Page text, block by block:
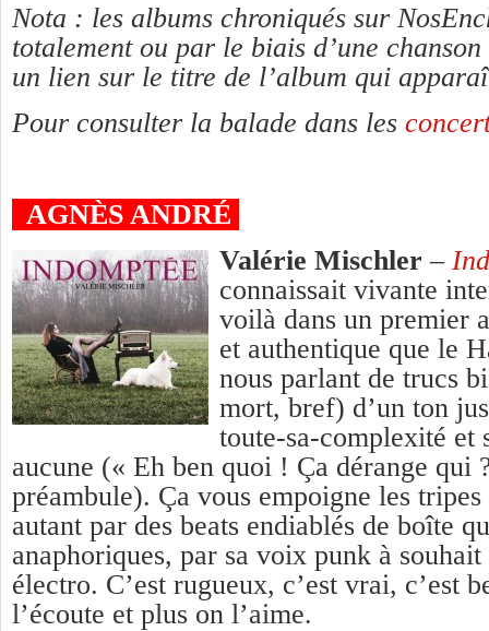
Nota : les albums chroniqués sur
totalement ou par le biais d’une
un lien sur le titre de l’album qui
Pour consulter la balade dans les
AGNÈS ANDRÉ
Valérie Mischler –
connaissait vivante
voilà dans un premier
et authentique que le
nous parlant de trucs
mort, bref) d’un ton
toute-sa-complexité et
aucune (« Eh ben quoi ! Ça dérange qui
préambule). Ça vous empoigne les tripes
autant par des beats endiablés de boîte
anaphoriques, par sa voix punk à
électro. C’est rugueux, c’est vrai, c’est
l’écoute et plus on l’aime.